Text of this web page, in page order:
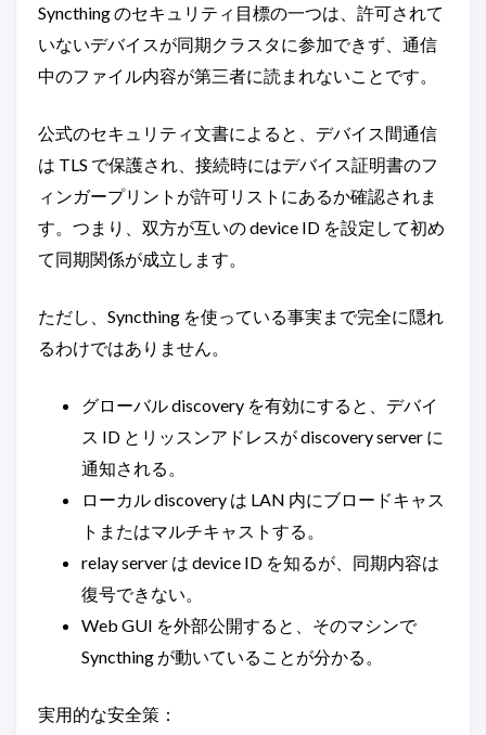
Syncthing のセキュリティ目標の一つは、許可されて
いないデバイスが同期クラスタに参加できず、通信
中のファイル内容が第三者に読まれないことです。
公式のセキュリティ文書によると、デバイス間通信
は TLS で保護され、接続時にはデバイス証明書のフ
ィンガープリントが許可リストにあるか確認されま
す。つまり、双方が互いの device ID を設定して初め
て同期関係が成立します。
ただし、Syncthing を使っている事実まで完全に隠れ
るわけではありません。
グローバル discovery を有効にすると、デバイ
ス ID とリッスンアドレスが discovery server に
通知される。
ローカル discovery は LAN 内にブロードキャス
トまたはマルチキャストする。
relay server は device ID を知るが、同期内容は
復号できない。
Web GUI を外部公開すると、そのマシンで
Syncthing が動いていることが分かる。
実用的な安全策：